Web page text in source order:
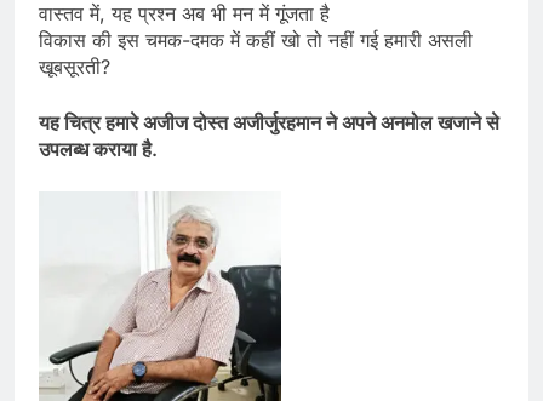
वास्तव में, यह प्रश्न अब भी मन में गूंजता है
विकास की इस चमक-दमक में कहीं खो तो नहीं गई हमारी असली
खूबसूरती?
यह चित्र हमारे अजीज दोस्त अजीर्जुरहमान ने अपने अनमोल खजाने से
उपलब्ध कराया है.